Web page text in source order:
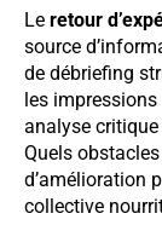
Le retour
source
de débriefing
les
analyse
Quels
d’amélioration
collective